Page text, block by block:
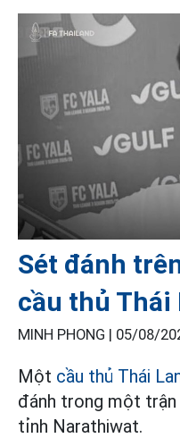
Sét đánh
cầu thủ Thái
MINH PHONG | 05/08/
Một cầu thủ Thái
đánh trong một
tỉnh Narathiwat.